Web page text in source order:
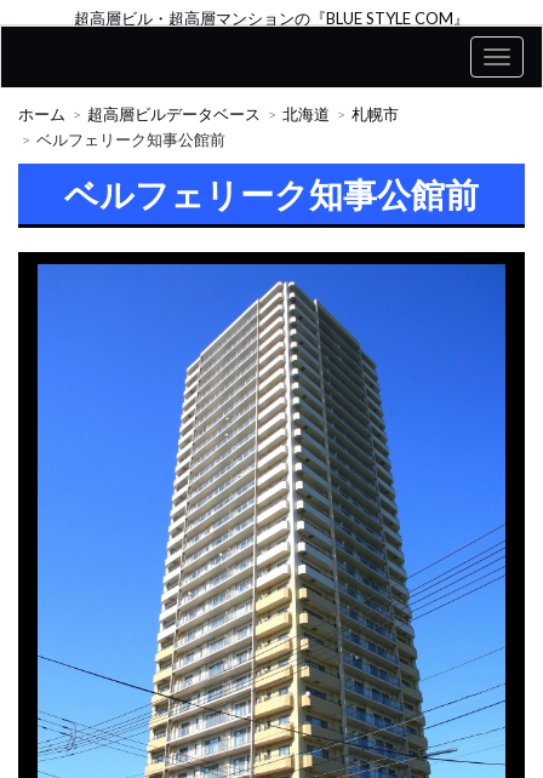
超高層ビル・超高層マンションの『BLUE STYLE COM』
ホーム 超高層ビルデータベース 北海道
札幌市
ベルフェリーク知事公館前
ベルフェリーク知事公館前